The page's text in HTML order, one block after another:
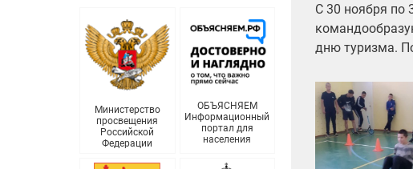
Министерство
просвещения
Российской
Федерации
ОБЪЯСНЯЕМ
Информационный
портал для
населения
С 30 ноября по
дню туризма.